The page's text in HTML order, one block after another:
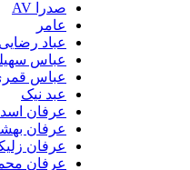
عباد رضایی
عباس سهیلی
عباس قمری
عبد نیک
عرفان اسدی
عرفان بهشتی
عرفان زلیکانی
عرفان محمدزاده و